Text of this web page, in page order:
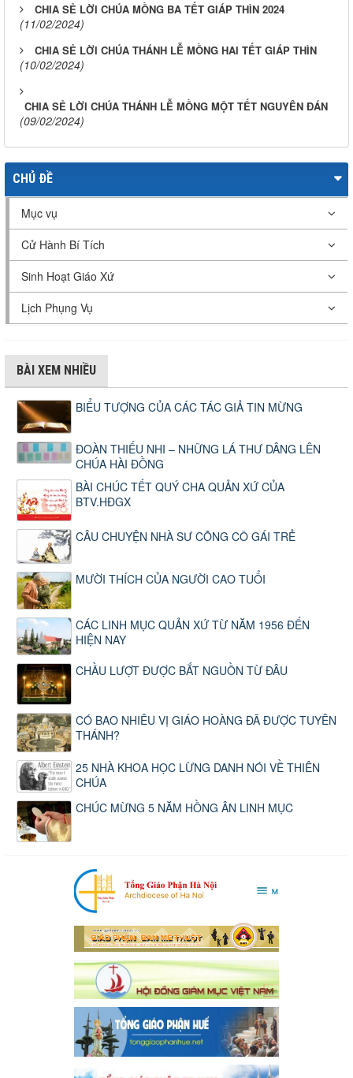
CHIA SẺ LỜI CHÚA MỒNG BA TẾT GIÁP THÌN 2024
(11/02/2024)
CHIA SẺ LỜI CHÚA THÁNH LỄ MỒNG HAI TẾT GIÁP THÌN
(10/02/2024)
CHIA SẺ LỜI CHÚA THÁNH LỄ MỒNG MỘT TẾT NGUYÊN ĐÁN
(09/02/2024)
CHỦ ĐỀ
Mục vụ
Cử Hành Bí Tích
Sinh Hoạt Giáo Xứ
Lịch Phụng Vụ
BÀI XEM NHIỀU
BIỂU TƯỢNG CỦA CÁC TÁC GIẢ TIN MỪNG
ĐOÀN THIẾU NHI – NHỮNG LÁ THƯ DÂNG LÊN
CHÚA HÀI ĐỒNG
BÀI CHÚC TẾT QUÝ CHA QUẢN XỨ CỦA
BTV.HĐGX
CÂU CHUYỆN NHÀ SƯ CÕNG CÔ GÁI TRẺ
MƯỜI THÍCH CỦA NGƯỜI CAO TUỔI
CÁC LINH MỤC QUẢN XỨ TỪ NĂM 1956 ĐẾN
HIỆN NAY
CHẦU LƯỢT ĐƯỢC BẮT NGUỒN TỪ ĐÂU
CÓ BAO NHIÊU VỊ GIÁO HOÀNG ĐÃ ĐƯỢC TUYÊN
THÁNH?
25 NHÀ KHOA HỌC LỪNG DANH NÓI VỀ THIÊN
CHÚA
CHÚC MỪNG 5 NĂM HỒNG ÂN LINH MỤC